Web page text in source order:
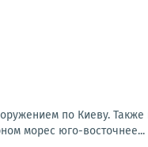
по Киеву.
морес юго-восточнее...